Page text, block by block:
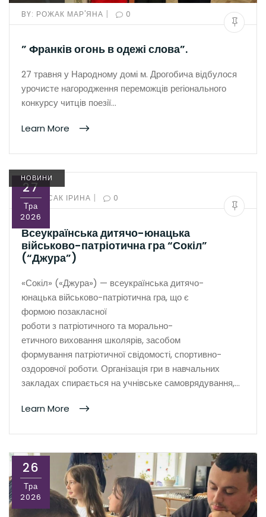
BY: РОЖАК МАР'ЯНА | 0
” Франків огонь в одежі слова”.
27 травня у Народному домі м. Дрогобича відбулося
урочисте нагородження переможців регіонального
конкурсу читців поезії…
Learn More
27
Тра
2026
НОВИНИ
BY:ЛИСАК ІРИНА | 0
Всеукраїнська дитячо-юнацька
військово-патріотична гра “Сокіл”
(“Джура”)
«Сокіл» («Джура») — всеукраїнська дитячо-
юнацька військово-патріотична гра, що є
формою позакласної
роботи з патріотичного та морально-
етичного виховання школярів, засобом
формування патріотичної свідомості, спортивно-
оздоровчої роботи. Організація гри в навчальних
закладах спирається на учнівське самоврядування,…
Learn More
26
Тра
2026